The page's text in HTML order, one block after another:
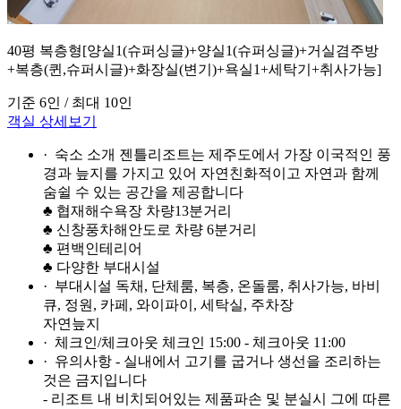
40평 복층형[양실1(슈퍼싱글)+양실1(슈퍼싱글)+거실겸주방
+복층(퀸,슈퍼시글)+화장실(변기)+욕실1+세탁기+취사가능]
기준 6인 / 최대 10인
객실 상세보기
· 숙소 소개 젠틀리조트는 제주도에서 가장 이국적인 풍
경과 늪지를 가지고 있어 자연친화적이고 자연과 함께
숨쉴 수 있는 공간을 제공합니다
♣ 협재해수욕장 차량13분거리
♣ 신창풍차해안도로 차량 6분거리
♣ 편백인테리어
♣ 다양한 부대시설
· 부대시설 독채, 단체룸, 복층, 온돌룸, 취사가능, 바비
큐, 정원, 카페, 와이파이, 세탁실, 주차장
자연늪지
· 체크인/체크아웃 체크인 15:00 - 체크아웃 11:00
· 유의사항 - 실내에서 고기를 굽거나 생선을 조리하는
것은 금지입니다
- 리조트 내 비치되어있는 제품파손 및 분실시 그에 따른